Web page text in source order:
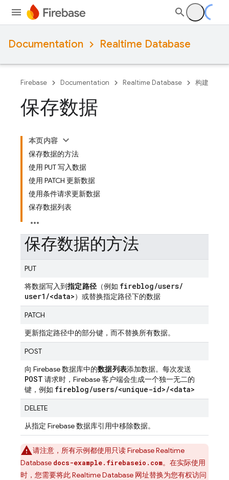
Documentation Realtime Database
Firebase Documentation Realtime Database 构建
保存数据
本页内容
保存数据的方法
使用 PUT 写入数据
使用 PATCH 更新数据
使用条件请求更新数据
保存数据列表
保存数据的方法
PUT
将数据写入到指定路径 （例如 fireblog/users/
user1 /<data>）或替换指定路径下的数据
PATCH
更新指定路径中的部分键，而不替换所有数据。
POST
向 Firebase 数据库中的数据列表添加数据。每次发送
POST 请求时，Firebase 客户端会生成一个独一无二的
键，例如 fireblog/users/<unique-id>/<data>
DELETE
从指定 Firebase 数据库引用中移除数据。
请注意，所有示例都使用只读Firebase Realtime
Database docs-example.firebaseio.com。在实际使用
时，您需要将此Realtime Database 网址替换为您有权访问